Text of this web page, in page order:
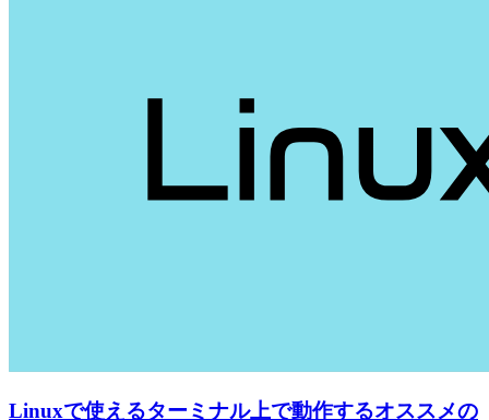
Linuxで使えるターミナル上で動作するオススメの